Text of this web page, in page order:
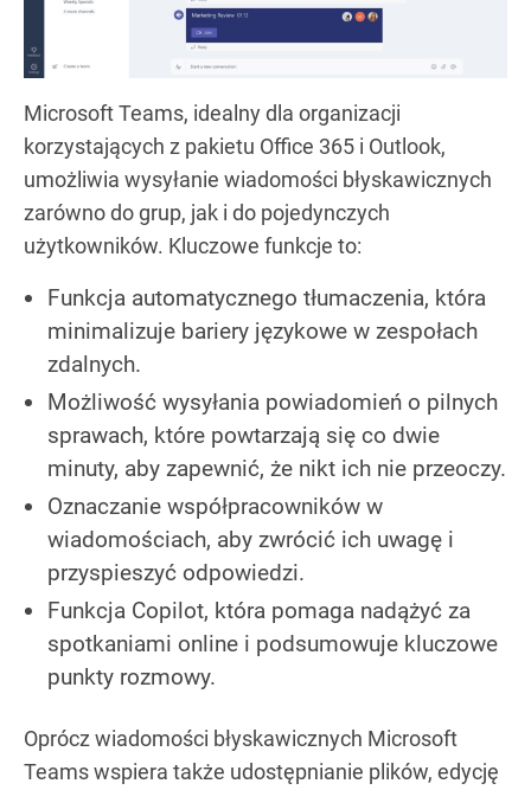
Microsoft Teams, idealny dla organizacji
korzystających z pakietu Office 365 i Outlook,
umożliwia wysyłanie wiadomości błyskawicznych
zarówno do grup, jak i do pojedynczych
użytkowników. Kluczowe funkcje to:
Funkcja automatycznego tłumaczenia, która
minimalizuje bariery językowe w zespołach
zdalnych.
Możliwość wysyłania powiadomień o pilnych
sprawach, które powtarzają się co dwie
minuty, aby zapewnić, że nikt ich nie przeoczy.
Oznaczanie współpracowników w
wiadomościach, aby zwrócić ich uwagę i
przyspieszyć odpowiedzi.
Funkcja Copilot, która pomaga nadążyć za
spotkaniami online i podsumowuje kluczowe
punkty rozmowy.
Oprócz wiadomości błyskawicznych Microsoft
Teams wspiera także udostępnianie plików, edycję